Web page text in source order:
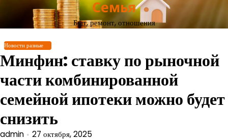
Перейти
содержимому
Семья
Быт, ремонт, отношения
Новости разные
Минфин: ставку по рыночной
части комбинированной
семейной ипотеки можно будет
снизить
admin 27 октября, 2025